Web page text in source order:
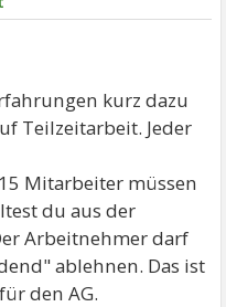
kurz dazu
Teilzeitarbeit. Jeder
Mitarbeiter müssen
du aus der
Arbeitnehmer darf
ablehnen. Das ist
den AG.